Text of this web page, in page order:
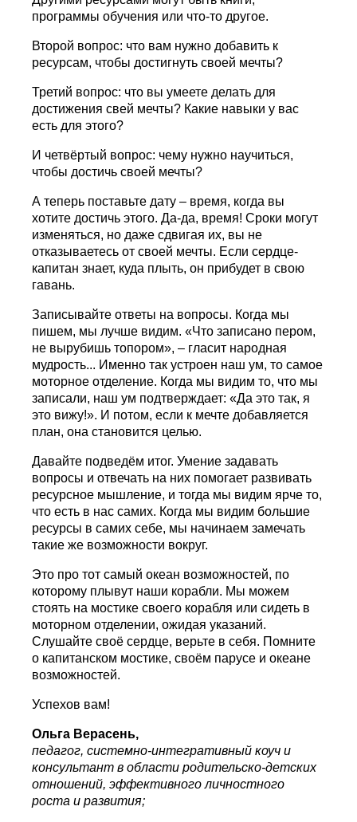
программы обучения или что-то другое.
Второй вопрос: что вам нужно добавить к
ресурсам, чтобы достигнуть своей мечты?
Третий вопрос: что вы умеете делать для
достижения свей мечты? Какие навыки у вас
есть для этого?
И четвёртый вопрос: чему нужно научиться,
чтобы достичь своей мечты?
А теперь поставьте дату – время, когда вы
хотите достичь этого. Да-да, время! Сроки могут
изменяться, но даже сдвигая их, вы не
отказываетесь от своей мечты. Если сердце-
капитан знает, куда плыть, он прибудет в свою
гавань.
Записывайте ответы на вопросы. Когда мы
пишем, мы лучше видим. «Что записано пером,
не вырубишь топором», – гласит народная
мудрость... Именно так устроен наш ум, то самое
моторное отделение. Когда мы видим то, что мы
записали, наш ум подтверждает: «Да это так, я
это вижу!». И потом, если к мечте добавляется
план, она становится целью.
Давайте подведём итог. Умение задавать
вопросы и отвечать на них помогает развивать
ресурсное мышление, и тогда мы видим ярче то,
что есть в нас самих. Когда мы видим большие
ресурсы в самих себе, мы начинаем замечать
такие же возможности вокруг.
Это про тот самый океан возможностей, по
которому плывут наши корабли. Мы можем
стоять на мостике своего корабля или сидеть в
моторном отделении, ожидая указаний.
Слушайте своё сердце, верьте в себя. Помните
о капитанском мостике, своём парусе и океане
возможностей.
Успехов вам!
Ольга Верасень,
педагог, системно-интегративный коуч и
консультант в области родительско-детских
отношений, эффективного личностного
роста и развития;